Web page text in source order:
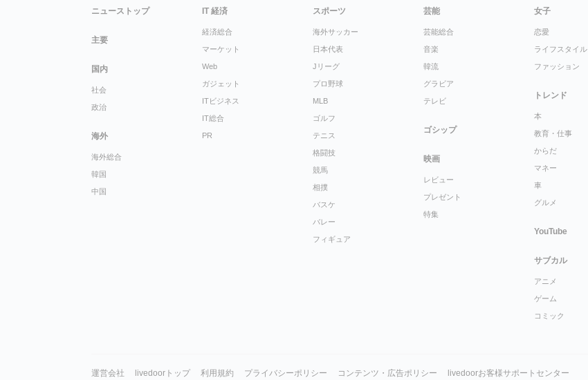
ニューストップ
主要
国内
社会
政治
海外
海外総合
韓国
中国
IT 経済
経済総合
マーケット
Web
ガジェット
ITビジネス
IT総合
PR
スポーツ
海外サッカー
日本代表
Jリーグ
プロ野球
MLB
ゴルフ
テニス
格闘技
競馬
相撲
バスケ
バレー
フィギュア
芸能
芸能総合
音楽
韓流
グラビア
テレビ
ゴシップ
映画
レビュー
プレゼント
特集
女子
恋愛
ライフスタイル
ファッション
トレンド
本
教育・仕事
からだ
マネー
車
グルメ
YouTube
サブカル
アニメ
ゲーム
コミック
運営会社 livedoorトップ 利用規約 プライバシーポリシー コンテンツ・広告ポリシー livedoorお客様サポートセンター